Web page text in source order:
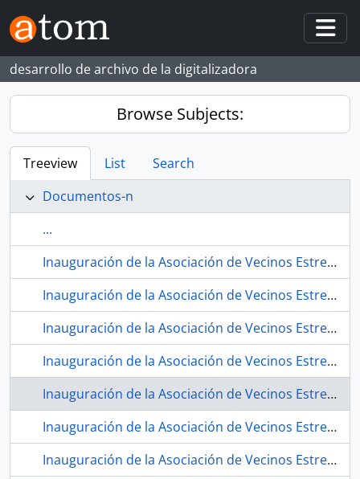
Skip to main content
desarrollo de archivo de la digitalizadora
Browse Subjects:
Treeview List
Search
Documentos-n
...
Inauguración de la Asociación de Vecinos Estrella Andaluza. 1979. Sevilla (España) 07.
Inauguración de la Asociación de Vecinos Estrella Andaluza. 1979. Sevilla (España) 08.
Inauguración de la Asociación de Vecinos Estrella Andaluza. 1979. Sevilla (España) 09.
Inauguración de la Asociación de Vecinos Estrella Andaluza. 1979. Sevilla (España) 10.
Inauguración de la Asociación de Vecinos Estrella Andaluza. 1979. Sevilla (España) 11.
Inauguración de la Asociación de Vecinos Estrella Andaluza. 1979. Sevilla (España) 12.
Inauguración de la Asociación de Vecinos Estrella Andaluza. 1979. Sevilla (España) 13.